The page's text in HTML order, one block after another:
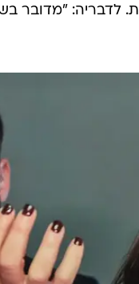
לדבריה: "מדובר